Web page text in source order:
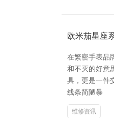
欧米茄星座
在繁密手表品
和不灭的好意
具，更是一件
线条简陋暴
维修资讯